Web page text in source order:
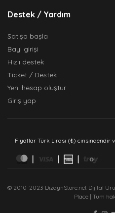
Destek / Yardım
Satışa başla
Bayi girişi
Hızlı destek
Ticket / Destek
Yeni hesap oluştur
Giriş yap
© 2010-2023 DizaynStore.net Dijital
Place | Tüm
Fiyatlar Türk Lirası (₺) cinsindendir